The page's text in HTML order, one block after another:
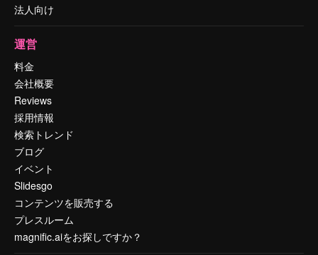
法人向け
運営
料金
会社概要
Reviews
採用情報
検索トレンド
ブログ
イベント
Slidesgo
コンテンツを販売する
プレスルーム
magnific.aiをお探しですか？